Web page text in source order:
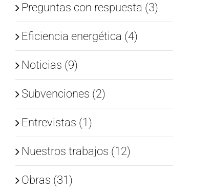
Preguntas con respuesta (3)
Eficiencia energética (4)
Noticias (9)
Subvenciones (2)
Entrevistas (1)
Nuestros trabajos (12)
Obras (31)